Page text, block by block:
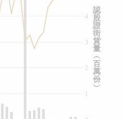
1
2
3
4
認
股
證
街
貨
量
︵
百
萬
份
︶